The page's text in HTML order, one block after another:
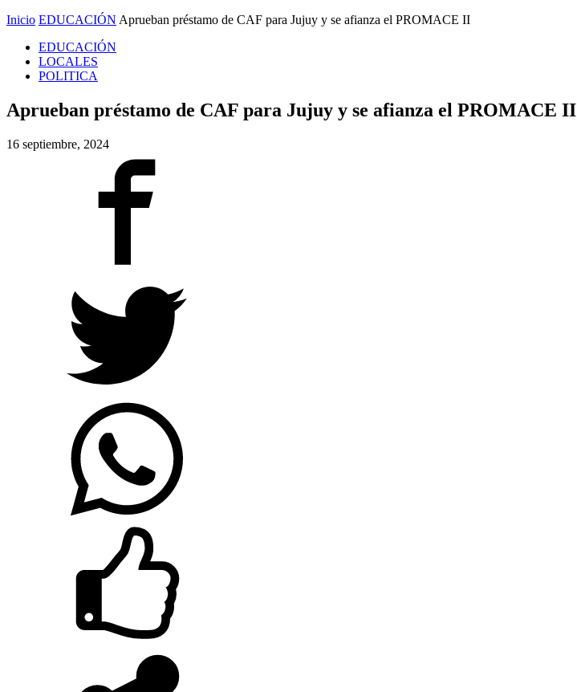
Inicio EDUCACIÓN Aprueban préstamo de CAF para Jujuy y se afianza el PROMACE II
EDUCACIÓN
LOCALES
POLITICA
Aprueban préstamo de CAF para Jujuy y se afianza el PROMACE II
16 septiembre, 2024